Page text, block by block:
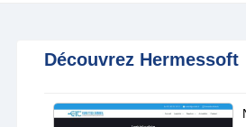
Découvrez Hermessoft